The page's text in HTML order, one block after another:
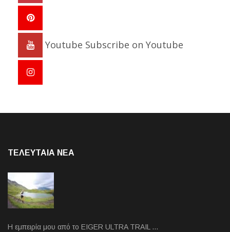
Youtube Subscribe on Youtube
ΤΕΛΕΥΤΑΙΑ NEA
Η εμπειρία μου από το EIGER ULTRA TRAIL …